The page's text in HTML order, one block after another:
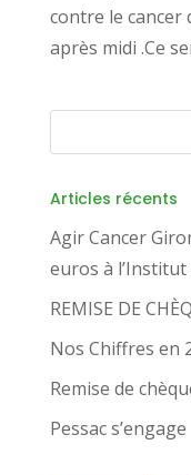
contre le cancer
après midi .Ce
Articles récents
Agir Cancer
euros à
REMISE DE
Nos Chiffres en
Remise de
Pessac s’engage